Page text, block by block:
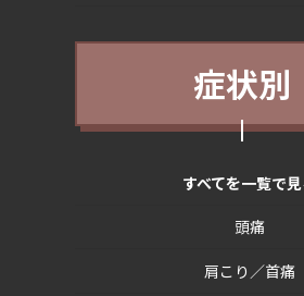
症状別
すべてを一覧で
頭痛
肩こり／首痛